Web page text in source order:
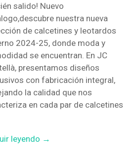
salido! Nuevo
nuestra nueva
de calcetines y leotardos
2024-25, donde moda y
se encuentran. En JC
presentamos diseños
con fabricación integral,
la calidad que nos
en cada par de calcetines
leyendo →